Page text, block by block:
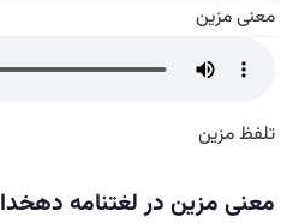
معنی مزین
تلفظ مزین
معنی مزین در لغتنامه دهخدا